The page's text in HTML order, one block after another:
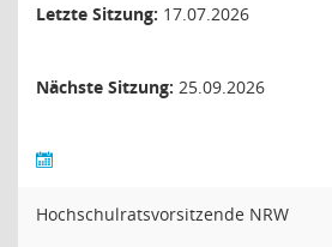
Letzte Sitzung: 17.07.2026
Nächste Sitzung: 25.09.2026
Hochschulratsvorsitzende NRW